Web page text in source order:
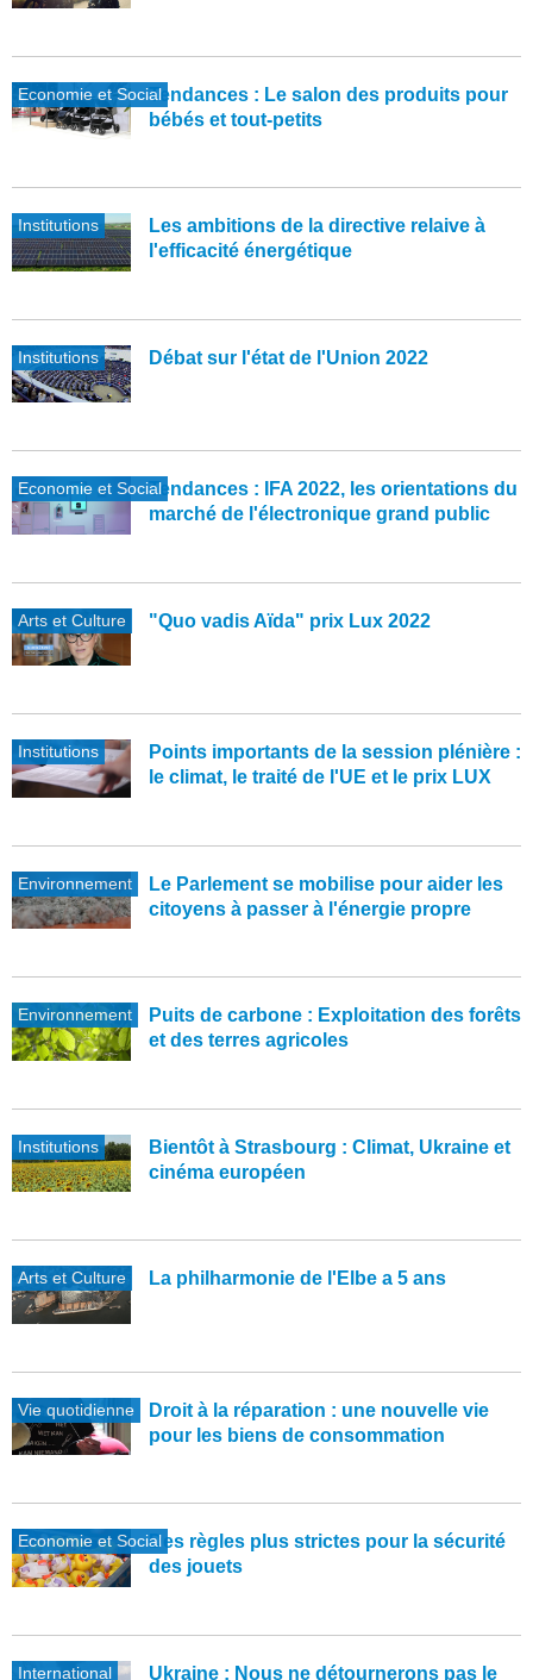
Economie et SocialTendances : Le salon des produits pour
bébés et tout-petits
Institutions
Les ambitions de la directive relaive à
l'efficacité énergétique
Institutions Débat sur l'état de l'Union 2022
Economie et SocialTendances : IFA 2022, les orientations du
marché de l'électronique grand public
Arts et Culture "Quo vadis Aïda" prix Lux 2022
Institutions
Points importants de la session plénière :
le climat, le traité de l'UE et le prix LUX
Environnement
Le Parlement se mobilise pour aider les
citoyens à passer à l'énergie propre
Environnement
Puits de carbone : Exploitation des forêts
et des terres agricoles
Institutions
Bientôt à Strasbourg : Climat, Ukraine et
cinéma européen
Arts et Culture La philharmonie de l'Elbe a 5 ans
Vie quotidienne
Droit à la réparation : une nouvelle vie
pour les biens de consommation
Economie et SocialDes règles plus strictes pour la sécurité
des jouets
International Ukraine : Nous ne détournerons pas le